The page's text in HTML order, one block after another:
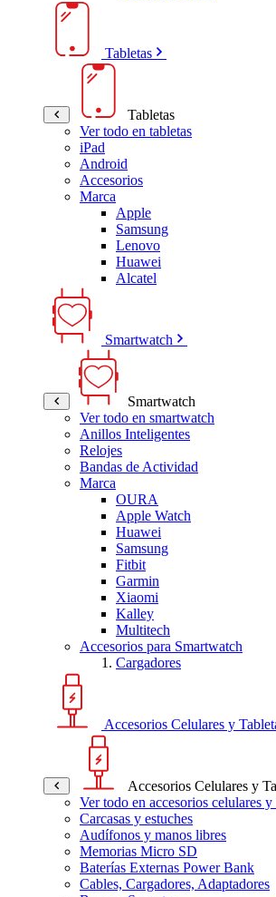
Tabletas
Tabletas
Ver todo en tabletas
iPad
Android
Accesorios
Marca
Apple
Samsung
Lenovo
Huawei
Alcatel
Smartwatch
Smartwatch
Ver todo en smartwatch
Anillos Inteligentes
Relojes
Bandas de Actividad
Marca
OURA
Apple Watch
Huawei
Samsung
Fitbit
Garmin
Xiaomi
Kalley
Multitech
Accesorios para Smartwatch
Cargadores
Accesorios Celulares y
Accesorios Celulares y
Ver todo en accesorios celulares y
Carcasas y estuches
Audífonos y manos libres
Memorias Micro SD
Baterías Externas Power Bank
Cables, Cargadores, Adaptadores